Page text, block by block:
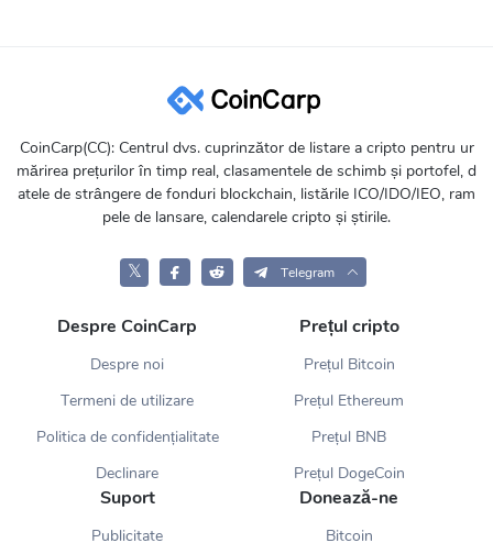
CoinCarp(CC): Centrul dvs. cuprinzător de listare a cripto pentru ur
mărirea prețurilor în timp real, clasamentele de schimb și portofel, d
atele de strângere de fonduri blockchain, listările ICO/IDO/IEO, ram
pele de lansare, calendarele cripto și știrile.
𝕏 Telegram
Despre CoinCarp
Despre noi
Termeni de utilizare
Politica de confidențialitate
Declinare
Prețul cripto
Prețul Bitcoin
Prețul Ethereum
Prețul BNB
Prețul DogeCoin
Suport
Publicitate
Donează-ne
Bitcoin